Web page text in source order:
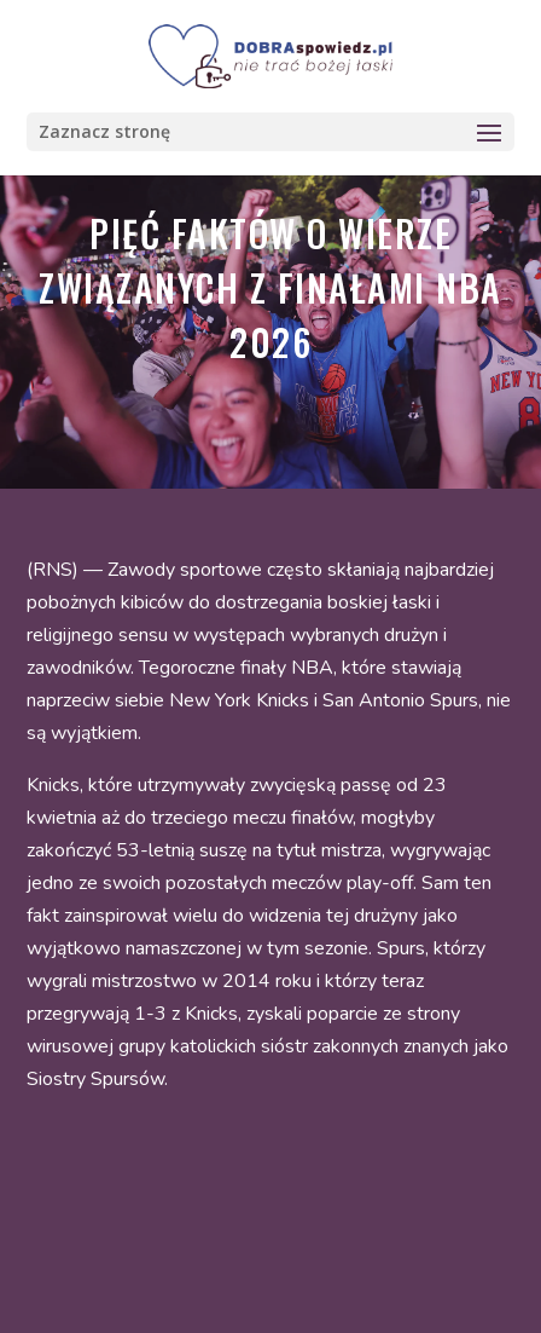
Zaznacz stronę
PIĘĆ FAKTÓW O WIERZE
ZWIĄZANYCH Z FINAŁAMI NBA
2026
(RNS) — Zawody sportowe często skłaniają najbardziej
pobożnych kibiców do dostrzegania boskiej łaski i
religijnego sensu w występach wybranych drużyn i
zawodników. Tegoroczne finały NBA, które stawiają
naprzeciw siebie New York Knicks i San Antonio Spurs, nie
są wyjątkiem.
Knicks, które utrzymywały zwycięską passę od 23
kwietnia aż do trzeciego meczu finałów, mogłyby
zakończyć 53-letnią suszę na tytuł mistrza, wygrywając
jedno ze swoich pozostałych meczów play-off. Sam ten
fakt zainspirował wielu do widzenia tej drużyny jako
wyjątkowo namaszczonej w tym sezonie. Spurs, którzy
wygrali mistrzostwo w 2014 roku i którzy teraz
przegrywają 1-3 z Knicks, zyskali poparcie ze strony
wirusowej grupy katolickich sióstr zakonnych znanych jako
Siostry Spursów.